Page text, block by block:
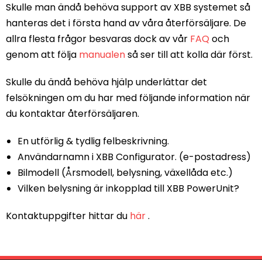
Skulle man ändå behöva support av XBB systemet så
hanteras det i första hand av våra återförsäljare. De
allra flesta frågor besvaras dock av vår FAQ och
genom att följa manualenså ser till att kolla där först.
Skulle du ändå behöva hjälp underlättar det
felsökningen om du har med följande information när
du kontaktar återförsäljaren.
En utförlig & tydlig felbeskrivning.
Användarnamn i XBB Configurator. (e-postadress)
Bilmodell (Årsmodell, belysning, växellåda etc.)
Vilken belysning är inkopplad till XBB PowerUnit?
Kontaktuppgifter hittar du här.